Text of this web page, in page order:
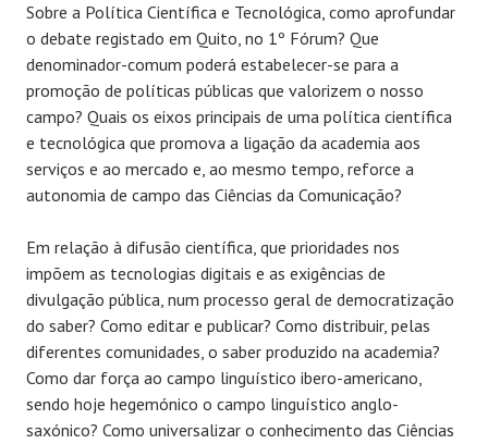
Sobre a Política Científica e Tecnológica, como aprofundar
o debate registado em Quito, no 1º Fórum? Que
denominador-comum poderá estabelecer-se para a
promoção de políticas públicas que valorizem o nosso
campo? Quais os eixos principais de uma política científica
e tecnológica que promova a ligação da academia aos
serviços e ao mercado e, ao mesmo tempo, reforce a
autonomia de campo das Ciências da Comunicação?
Em relação à difusão científica, que prioridades nos
impõem as tecnologias digitais e as exigências de
divulgação pública, num processo geral de democratização
do saber? Como editar e publicar? Como distribuir, pelas
diferentes comunidades, o saber produzido na academia?
Como dar força ao campo linguístico ibero-americano,
sendo hoje hegemónico o campo linguístico anglo-
saxónico? Como universalizar o conhecimento das Ciências